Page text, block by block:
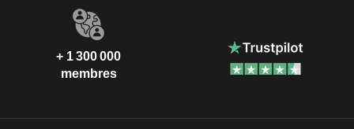
+ 1 300 000
membres